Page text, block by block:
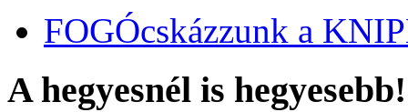
FOGÓcskázzunk a
A hegyesnél is hegyesebb!